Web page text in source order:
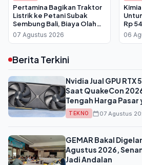
Pertamina Bagikan Traktor
Listrik ke Petani Subak
Sembung Bali, Biaya Olah
Lahan Dipangkas Drastis
07 Agustus 2026
Rp
2026
06
Berita Terkini
Nvidia Jual GPU RTX
Saat QuakeCon
Tengah Harga
TEKNO 07 Agustus
GEMAR Bakal
Agustus 2026,
Jadi Andalan